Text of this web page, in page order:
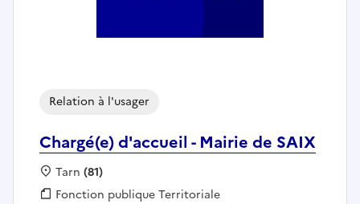
Chargé(e) d'accueil - Mairie de SAIX
Relation à l'usager
Localisation :
Tarn (81)
Fonction publique :
Fonction publique Territoriale